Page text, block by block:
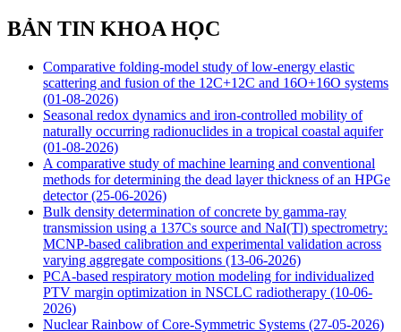
BẢN TIN KHOA HỌC
Comparative folding-model study of low-energy elastic
scattering and fusion of the 12C+12C and 16O+16O systems
(01-08-2026)
Seasonal redox dynamics and iron‑controlled mobility of
naturally occurring radionuclides in a tropical coastal aquifer
(01-08-2026)
A comparative study of machine learning and conventional
methods for determining the dead layer thickness of an HPGe
detector(25-06-2026)
Bulk density determination of concrete by gamma-ray
transmission using a 137Cs source and NaI(Tl) spectrometry:
MCNP-based calibration and experimental validation across
varying aggregate compositions (13-06-2026)
PCA-based respiratory motion modeling for individualized
PTV margin optimization in NSCLC radiotherapy (10-06-
2026)
Nuclear Rainbow of Core-Symmetric Systems (27-05-2026)